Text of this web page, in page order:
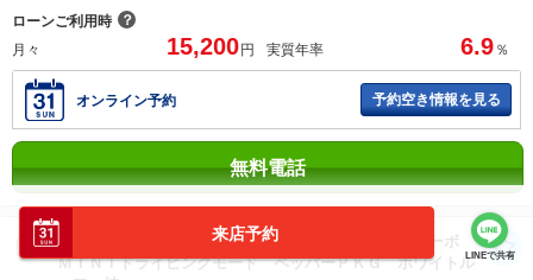
来店予約
LINEで共有
ローンご利用時 ？
月々
15,200 円 実質年率 6.9 ％
オンライン予約 予約空き情報を見る
無料電話
ＭＩＮＩ クーパー Ｆ５５ ５Ｄ ツインパワーターボ
ＭＩＮＩドライビングモード ペッパーＰＫＧ ホワイトル